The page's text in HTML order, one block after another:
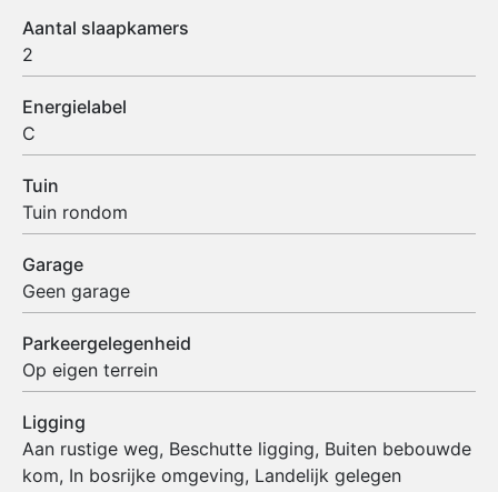
Aantal slaapkamers
2
Energielabel
C
Tuin
Tuin rondom
Garage
Geen garage
Parkeergelegenheid
Op eigen terrein
Ligging
Aan rustige weg, Beschutte ligging, Buiten bebouwde
kom, In bosrijke omgeving, Landelijk gelegen